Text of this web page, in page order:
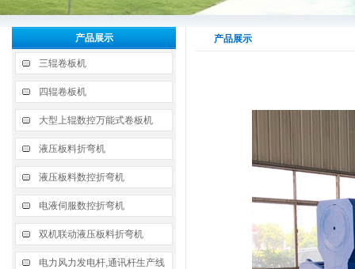
产品展示
三辊卷板机
四辊卷板机
大型上辊数控万能式卷板机
液压板料折弯机
液压板料数控折弯机
电液伺服数控折弯机
双机联动液压板料折弯机
电力风力发电杆,通讯杆生产线
产品展示